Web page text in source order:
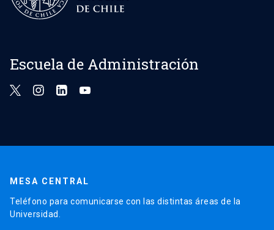
Escuela de Administración
MESA CENTRAL
Teléfono para comunicarse con las distintas áreas de la
Universidad.